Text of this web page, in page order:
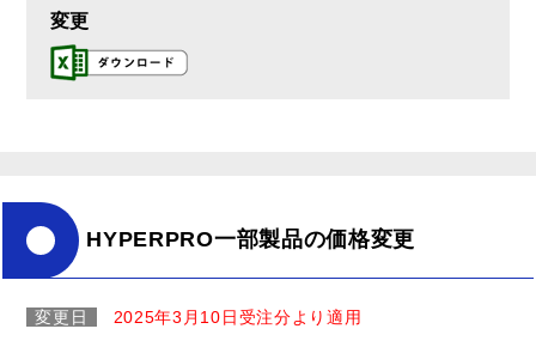
変更
HYPERPRO一部製品の価格変更
変更日
2025年3月10日受注分より適用